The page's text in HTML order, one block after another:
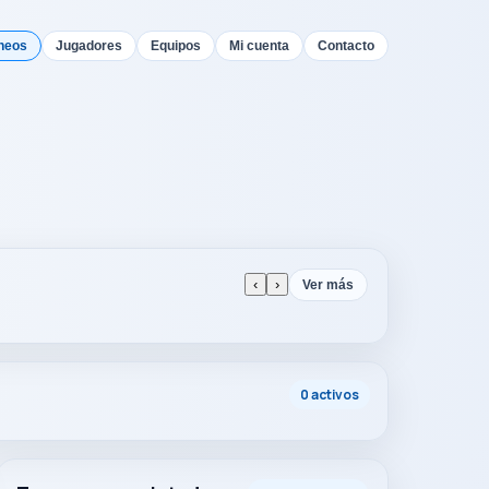
Jugadores Equipos Mi cuenta Contacto
‹ › Ver más
0 activos